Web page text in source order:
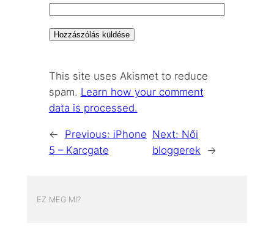
This site uses Akismet to reduce
spam. Learn how your comment
data is processed.
← Previous: iPhone
5 – Karcgate
Next: Női
bloggerek
→
EZ MEG MI?